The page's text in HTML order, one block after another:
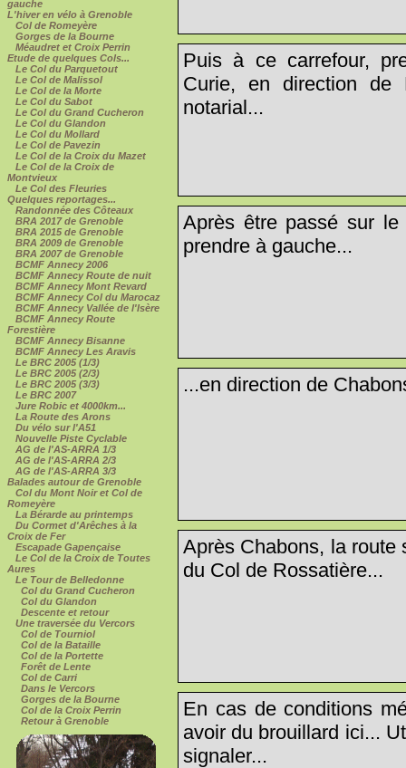
gauche
L'hiver en vélo à Grenoble
Col de Romeyère
Gorges de la Bourne
Méaudret et Croix Perrin
Etude de quelques Cols...
Le Col du Parquetout
Le Col de Malissol
Le Col de la Morte
Le Col du Sabot
Le Col du Grand Cucheron
Le Col du Glandon
Le Col du Mollard
Le Col de Pavezin
Le Col de la Croix du Mazet
Le Col de la Croix de
Montvieux
Le Col des Fleuries
Quelques reportages...
Randonnée des Côteaux
BRA 2017 de Grenoble
BRA 2015 de Grenoble
BRA 2009 de Grenoble
BRA 2007 de Grenoble
BCMF Annecy 2006
BCMF Annecy Route de nuit
BCMF Annecy Mont Revard
BCMF Annecy Col du Marocaz
BCMF Annecy Vallée de l'Isère
BCMF Annecy Route
Forestière
BCMF Annecy Bisanne
BCMF Annecy Les Aravis
Le BRC 2005 (1/3)
Le BRC 2005 (2/3)
Le BRC 2005 (3/3)
Le BRC 2007
Jure Robic et 4000km...
La Route des Arons
Du vélo sur l'A51
Nouvelle Piste Cyclable
AG de l'AS-ARRA 1/3
AG de l'AS-ARRA 2/3
AG de l'AS-ARRA 3/3
Balades autour de Grenoble
Col du Mont Noir et Col de
Romeyère
La Bérarde au printemps
Du Cormet d'Arêches à la
Croix de Fer
Escapade Gapençaise
Le Col de la Croix de Toutes
Aures
Le Tour de Belledonne
Col du Grand Cucheron
Col du Glandon
Descente et retour
Une traversée du Vercors
Col de Tourniol
Col de la Bataille
Col de la Portette
Forêt de Lente
Col de Carri
Dans le Vercors
Gorges de la Bourne
Col de la Croix Perrin
Retour à Grenoble
Puis à ce carrefour,
Curie, en direction de
notarial...
Après être passé sur
prendre à gauche...
...en direction de
Après Chabons, la route
du Col de Rossatière...
En cas de conditions
avoir du brouillard ici...
signaler...